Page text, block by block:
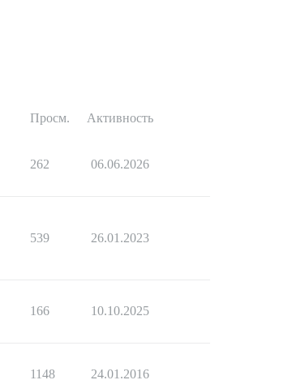
Просм. Активность
262 06.06.2026
539 26.01.2023
166 10.10.2025
1148 24.01.2016